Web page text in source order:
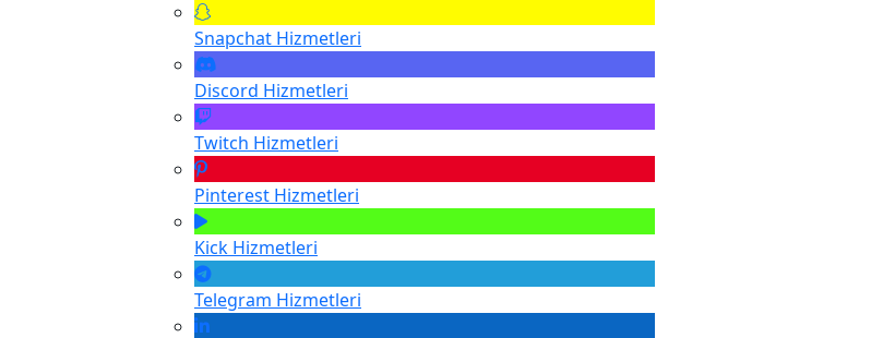
Snapchat Hizmetleri
Discord Hizmetleri
Twitch Hizmetleri
Pinterest Hizmetleri
Kick Hizmetleri
Telegram Hizmetleri